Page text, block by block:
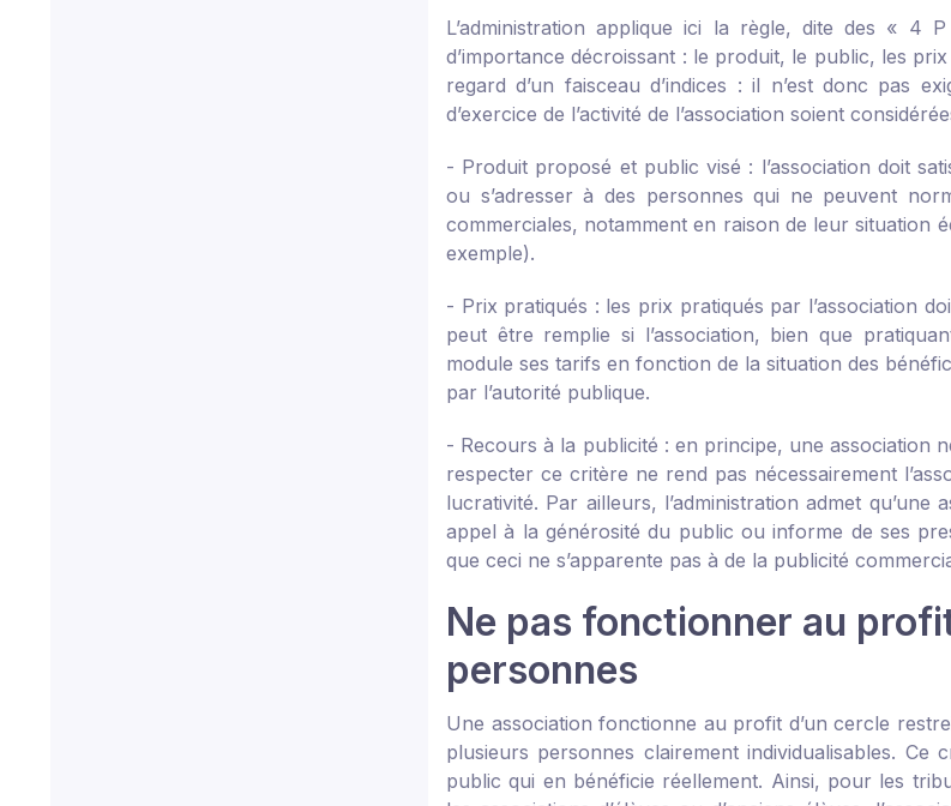
L’administration applique ici la règle, dite des « 4
d’importance décroissant : le produit, le public, les
regard d’un faisceau d’indices : il n’est donc pas
d’exercice de l’activité de l’association soient
- Produit proposé et public visé : l’association doit
ou s’adresser à des personnes qui ne peuvent
commerciales, notamment en raison de leur situation
exemple).
- Prix pratiqués : les prix pratiqués par l’association
peut être remplie si l’association, bien que
module ses tarifs en fonction de la situation des
par l’autorité publique.
- Recours à la publicité : en principe, une association
respecter ce critère ne rend pas nécessairement
lucrativité. Par ailleurs, l’administration admet
appel à la générosité du public ou informe de ses
que ceci ne s’apparente pas à de la publicité
Ne pas fonctionner au
personnes
Une association fonctionne au profit d’un cercle
plusieurs personnes clairement individualisables. Ce
public qui en bénéficie réellement. Ainsi, pour les